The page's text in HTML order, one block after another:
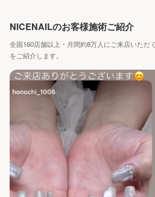
NICENAILのお客様施術ご紹介
全国160店舗以上・月間約8万人にご来店いただ
をご紹介します。